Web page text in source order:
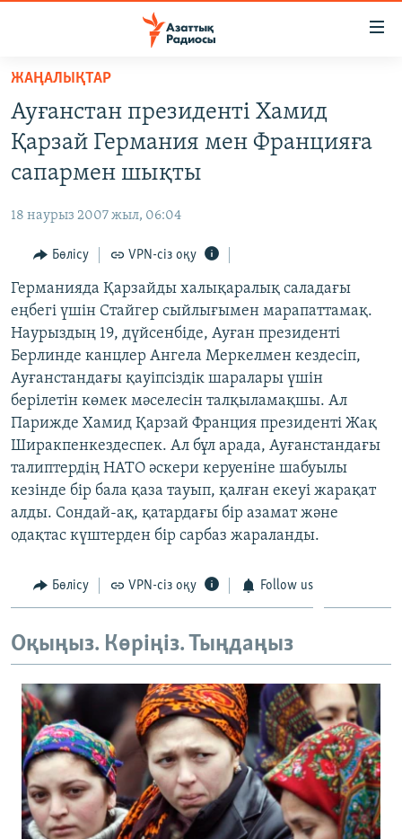
Skip
main
content
main
Navigation
Search
САЯСАТ
AZATTYQTV
АДАМ ҚҰҚЫҚТАРЫ
ӘЛЕУМЕТ
ӘЛЕМ
АРНАЙЫ ЖОБАЛАР
Русский
ЖАЗЫЛЫҢЫЗ
Басқа тілдерде
ЖАҢАЛЫҚТАР
Ауғанстан президенті Хамид
Қарзай Германия мен Францияға
сапармен шықты
18 наурыз 2007 жыл, 06:04
Бөлісу VPN-сіз оқу
Германияда Қарзайды халықаралық саладағы
еңбегі үшін Стайгер сыйлығымен марапаттамақ.
Наурыздың 19, дүйсенбіде, Ауған президенті
Берлинде канцлер Ангела Меркелмен кездесіп,
Ауғанстандағы қауіпсіздік шаралары үшін
берілетін көмек мәселесін талқыламақшы. Ал
Парижде Хамид Қарзай Франция президенті Жақ
Ширакпенкездеспек. Ал бұл арада, Ауғанстандағы
талиптердің НАТО әскери керуеніне шабуылы
кезінде бір бала қаза тауып, қалған екеуі жарақат
алды. Сондай-ақ, қатардағы бір азамат және
одақтас күштерден бір сарбаз жараланды.
Бөлісу VPN-сіз оқу Follow us
Оқыңыз. Көріңіз. Тыңдаңыз